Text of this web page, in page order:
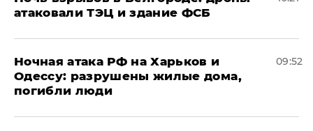
атаковали ТЭЦ и здание ФСБ
​Ночная атака РФ на Харьков и
Одессу: разрушены жилые дома,
погибли люди
09:52